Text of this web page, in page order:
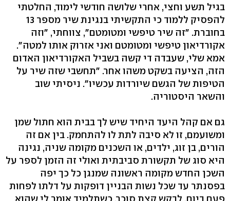
בגיל תשע וחצי, אחרי שלושה חודשי לימוד, החלטתי
להפסיק ללמוד כי התקשיתי בנגינת שיר מספר 13
בחוברת. "זה שיר טיפשי ומטומטם", צווחתי, "וזה
אקורדיאון טיפשי ומטומטם ואני אזרוק אותו למטה".
אמא שלי, שעבדה די קשה בשביל האקורדיאון האדום
הזה, הציעה בשקט משהו אחר. "תחשבי שזה שיר על
הטיפות של הגשם שיורדות עכשיו". ניסיתי שוב
והשאר היסטוריה.
גם אם קהל היעד היחיד שיש לך בבית הוא חתול שמן
ומשועמם, זו לא סיבה לתת לו להתחמק. בין אם זה
הורים, בן זוג, ילדים, או השכנים מקומה שניה, נגינה
היא סוג של תקשורת סביבתית ואולי זה הזמן לספר על
השכן החדש מקומה ראשונה שמנגן כל כך יפה
בפסנתר עד שכל נשות הבניין דופקות על דלתו לפחות
פעם ביום, לבקש קצת סוכר. כשתלמיד אומר לי שהוא